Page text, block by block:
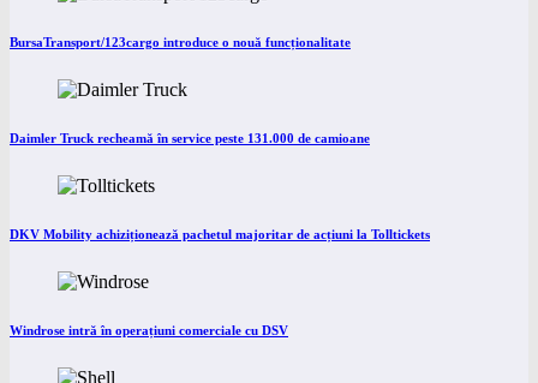
BursaTransport/123cargo introduce o nouă funcționalitate
Daimler Truck recheamă în service peste 131.000 de camioane
DKV Mobility achiziționează pachetul majoritar de acțiuni la Tolltickets
Windrose intră în operațiuni comerciale cu DSV